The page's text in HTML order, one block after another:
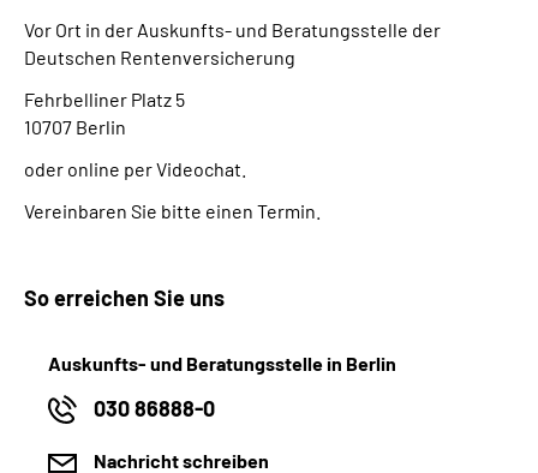
Vor Ort in der Auskunfts- und Beratungsstelle der
Deutschen Rentenversicherung
Fehrbelliner Platz 5
10707 Berlin
oder online per Videochat.
Vereinbaren Sie bitte einen Termin.
So erreichen Sie uns
Auskunfts- und Beratungsstelle in Berlin
030 86888-0
Nachricht schreiben